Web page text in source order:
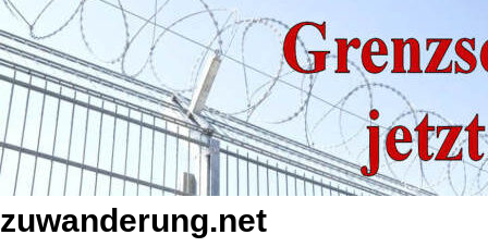
Skip
to
content
zuwanderung.net